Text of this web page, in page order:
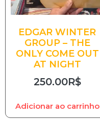
EDGAR WINTER
GROUP – THE
ONLY COME OUT
AT NIGHT
250.00R$
Adicionar ao carrinho